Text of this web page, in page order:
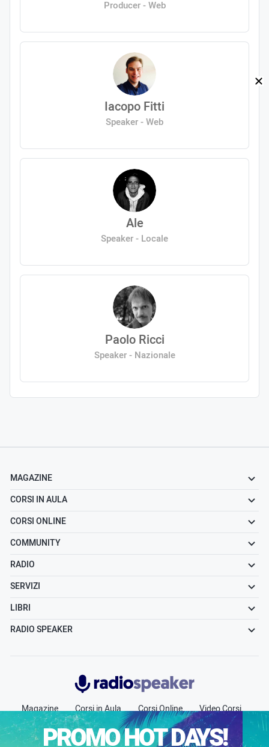
Producer - Web
Iacopo Fitti
Speaker - Web
Ale
Speaker - Locale
Paolo Ricci
Speaker - Nazionale
MAGAZINE
CORSI IN AULA
CORSI ONLINE
COMMUNITY
RADIO
SERVIZI
LIBRI
RADIO SPEAKER
Radiospeaker.it
Magazine Corsi in Aula Corsi Online
Video Corsi
Community
Radio Jobs Chi siamo
Contatti
Pubblicità
PROMO HOT DAYS!